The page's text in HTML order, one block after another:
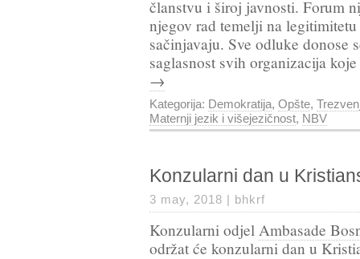
članstvu i široj javnosti. Forum
njegov rad temelji na
sačinjavaju. Sve odluke donose
saglasnost svih organizacija
→
Kategorija: Demokratija, Opšte,
Maternji jezik i višejezičnost, NBV
Konzularni dan u
3 may, 2018 | bhkrf
Konzularni odjel Ambasade
održat će konzularni dan u